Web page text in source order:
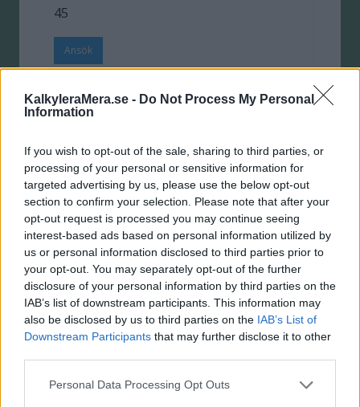
KalkyleraMera.se - Do Not Process My Personal
Information
If you wish to opt-out of the sale, sharing to third parties, or
processing of your personal or sensitive information for
targeted advertising by us, please use the below opt-out
section to confirm your selection. Please note that after your
opt-out request is processed you may continue seeing
interest-based ads based on personal information utilized by
us or personal information disclosed to third parties prior to
your opt-out. You may separately opt-out of the further
disclosure of your personal information by third parties on the
IAB’s list of downstream participants. This information may
also be disclosed by us to third parties on the IAB’s List of
Downstream Participants that may further disclose it to other
Personal Data Processing Opt Outs
45
Ansök
13.95 %
195 kr
100.000 kr
56
Ansök
Ecster-kortet
13.82 %
0 kr